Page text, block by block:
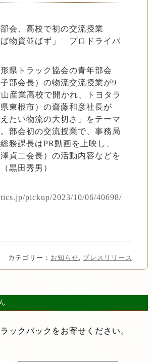
会、高校で初の交流授業
ば物資並ばず」 プロドライバ
形県トラック協会の青年部会
子部会長）の物流交流授業が9
産業高校で開かれ、トヨタラ
東根市）の齋藤和彦社長が
えたい物流の大切さ」をテーマ
部会初の交流授業で、事務局
務課長はPR動画を上映し、
貞二会長）の活動内容などを
黒田秀男）
pickup/2023/10/06/40698/
カテゴリー： お知らせ プレスリリース
ックバックをお寄せください。